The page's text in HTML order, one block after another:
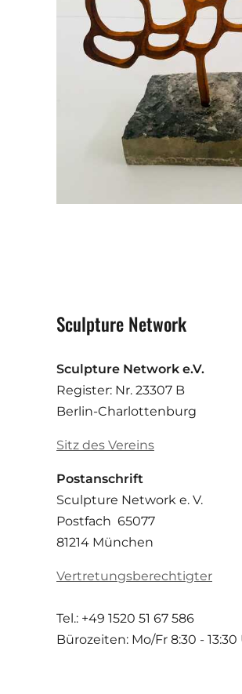
Sculpture Network
Sculpture Network e.V.
Register: Nr. 23307 B
Berlin-Charlottenburg
Sitz des Vereins
Postanschrift
Sculpture Network e. V.
Postfach 65077
81214 München
Vertretungsberechtigter
Tel.: +49 1520 51 67 586
Bürozeiten: Mo/Fr 8:30 -